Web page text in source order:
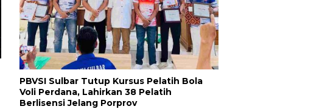
PBVSI Sulbar Tutup Kursus Pelatih Bola
Voli Perdana, Lahirkan 38 Pelatih
Berlisensi Jelang Porprov